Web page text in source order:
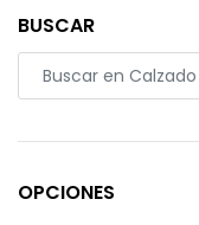
BUSCAR
OPCIONES